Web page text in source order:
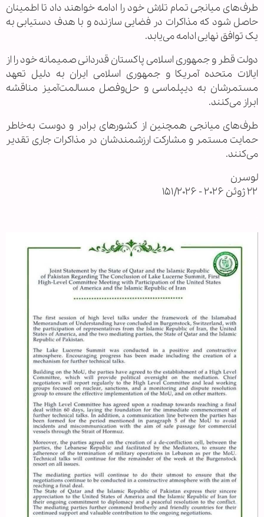
طرف‌های میانجی تمام تلاش خود را ادامه خواهند داد تا اطمینان
حاصل شود که مذاکرات در فضایی سازنده و با هدف دستیابی به
یک توافق نهایی ادامه می‌یابد.
دولت قطر و جمهوری اسلامی پاکستان قدردانی صمیمانه خود را از
ایالات متحده آمریکا و جمهوری اسلامی ایران به دلیل تعهد
مستمرشان به دیپلماسی و حل‌وفصل مسالمت‌آمیز مناقشه
ابراز می‌کنند.
طرف‌های میانجی همچنین از کشورهای برادر و دوست به‌خاطر
حمایت مستمر و مشارکت ارزشمندشان در مذاکرات جاری تقدیر
می‌کنند.
لوسرن
۲۲ ژوئن ۲۰۲۶ - ۱۵۱/۲۰۲۶